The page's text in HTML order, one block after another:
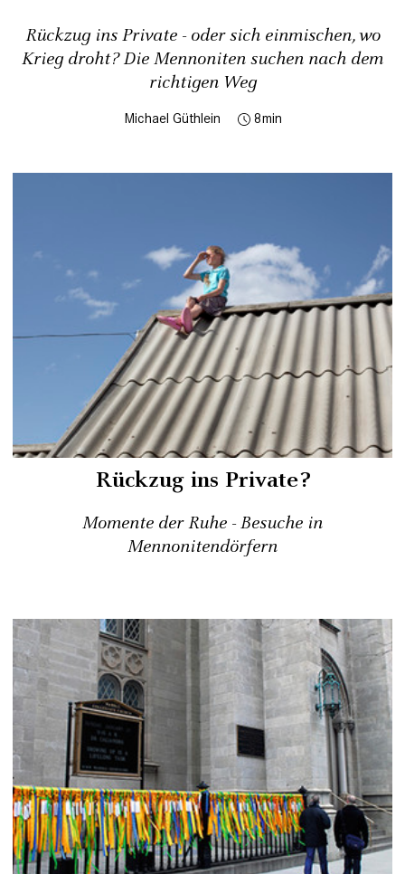
Rückzug ins Private - oder sich einmischen, wo
Krieg droht? Die Mennoniten suchen nach dem
richtigen Weg
Michael Güthlein 8
Rückzug ins Private?
Momente der Ruhe - Besuche in
Mennonitendörfern